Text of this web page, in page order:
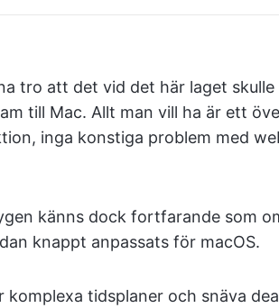
tro att det vid det här laget
till Mac. Allt man vill ha är ett
inga konstiga problem med
känns dock fortfarande som
knappt anpassats för macOS.
komplexa tidsplaner och snäva